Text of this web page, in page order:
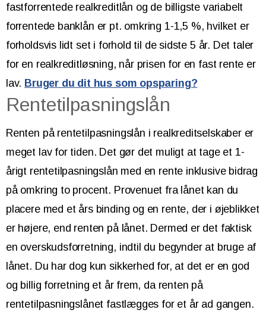
fastforrentede realkreditlån og de billigste variabelt
forrentede banklån er pt. omkring 1-1,5 %, hvilket er
forholdsvis lidt set i forhold til de sidste 5 år. Det taler
for en realkreditløsning, når prisen for en fast rente er
lav. Bruger du dit hus som opsparing?
Rentetilpasningslån
Renten på rentetilpasningslån i realkreditselskaber er
meget lav for tiden. Det gør det muligt at tage et 1-
årigt rentetilpasningslån med en rente inklusive bidrag
på omkring to procent. Provenuet fra lånet kan du
placere med et års binding og en rente, der i øjeblikket
er højere, end renten på lånet. Dermed er det faktisk
en overskudsforretning, indtil du begynder at bruge af
lånet. Du har dog kun sikkerhed for, at det er en god
og billig forretning et år frem, da renten på
rentetilpasningslånet fastlægges for et år ad gangen.